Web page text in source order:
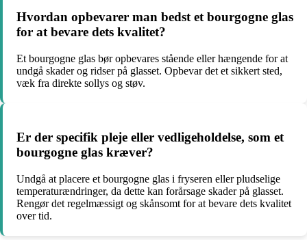
Hvordan opbevarer man bedst et bourgogne glas
for at bevare dets kvalitet?
Et bourgogne glas bør opbevares stående eller hængende for at
undgå skader og ridser på glasset. Opbevar det et sikkert sted,
væk fra direkte sollys og støv.
Er der specifik pleje eller vedligeholdelse, som et
bourgogne glas kræver?
Undgå at placere et bourgogne glas i fryseren eller pludselige
temperaturændringer, da dette kan forårsage skader på glasset.
Rengør det regelmæssigt og skånsomt for at bevare dets kvalitet
over tid.